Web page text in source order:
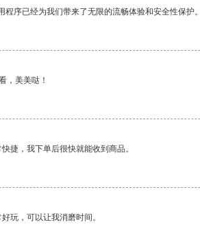
程序已经为我们带来了无限的流畅体验和安全性保护
，美美哒！
捷，我下单后很快就能收到商品。
玩，可以让我消磨时间。